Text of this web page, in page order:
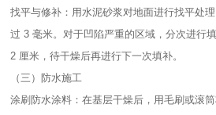
找平与修补：用水泥砂浆对地面进行找平处
过 3 毫米。对于凹陷严重的区域，分次进行
2 厘米，待干燥后再进行下一次填补。​
（三）防水施工​
涂刷防水涂料：在基层干燥后，用毛刷或滚